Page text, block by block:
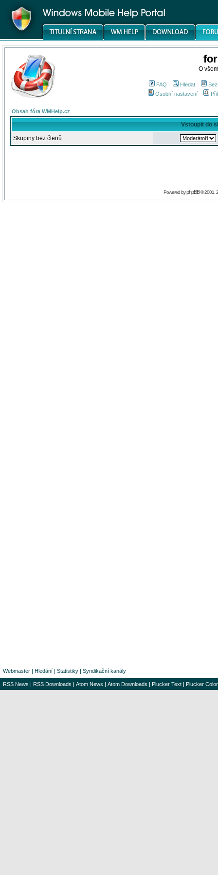
O
FAQ Hledat
Osobní nastavení
Obsah fóra WMHelp.cz
Vstoupit do
Skupiny bez členů
Powered byphpBB© 2001,
Webmaster | Hledání | Statistiky | Syndikační kanály
RSS News | RSS Downloads | Atom News | Atom Downloads | Plucker Text | Plucker Color